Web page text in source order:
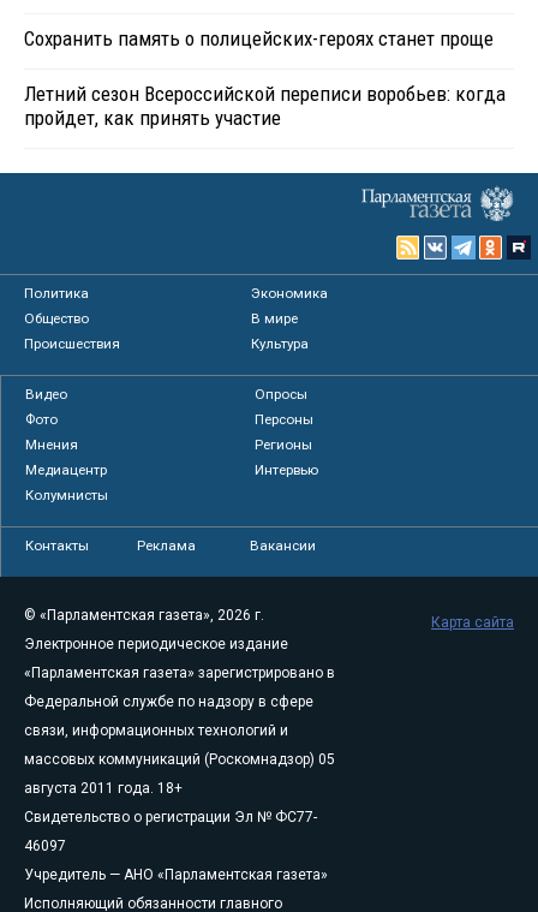
Сохранить память о полицейских-героях станет проще
Летний сезон Всероссийской переписи воробьев: когда
пройдет, как принять участие
Политика
Экономика
Общество
В мире
Происшествия
Культура
Видео
Опросы
Фото
Персоны
Мнения
Регионы
Медиацентр
Интервью
Колумнисты
Контакты Реклама Вакансии
© «Парламентская газета», 2026 г.
Электронное периодическое издание
«Парламентская газета» зарегистрировано в
Федеральной службе по надзору в сфере
связи, информационных технологий и
массовых коммуникаций (Роскомнадзор) 05
августа 2011 года. 18+
Свидетельство о регистрации Эл № ФС77-
46097
Учредитель — АНО «Парламентская газета»
Исполняющий обязанности главного
Карта сайта